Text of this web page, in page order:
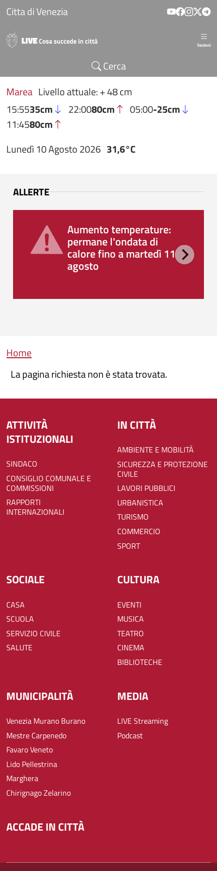
Salta al contenuto principale
Citta di Venezia
Sezioni
Cerca
Marea Livello attuale: + 48 cm
15:5535cm 22:0080cm 05:00-25cm
11:4580cm
Lunedì 10 Agosto 2026 31,6°C
ALLERTE
Aumento temperature:
permane l'ondata di
calore fino a martedì 11
agosto
Briciole di pane
Home
La pagina richiesta non è stata trovata.
ATTIVITÀ
ISTITUZIONALI
SINDACO
CONSIGLIO COMUNALE E
COMMISSIONI
RAPPORTI
INTERNAZIONALI
IN CITTÀ
AMBIENTE E MOBILITÀ
SICUREZZA E PROTEZIONE
CIVILE
LAVORI PUBBLICI
URBANISTICA
TURISMO
COMMERCIO
SPORT
SOCIALE
CASA
SCUOLA
SERVIZIO CIVILE
SALUTE
CULTURA
EVENTI
MUSICA
TEATRO
CINEMA
BIBLIOTECHE
MUNICIPALITÀ
Venezia Murano Burano
Mestre Carpenedo
Favaro Veneto
Lido Pellestrina
Marghera
Chirignago Zelarino
MEDIA
LIVE Streaming
Podcast
ACCADE IN CITTÀ